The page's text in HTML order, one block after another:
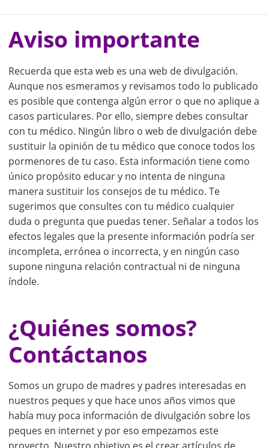
Aviso importante
Recuerda que esta web es una web de divulgación.
Aunque nos esmeramos y revisamos todo lo publicado
es posible que contenga algún error o que no aplique a
casos particulares. Por ello, siempre debes consultar
con tu médico. Ningún libro o web de divulgación debe
sustituir la opinión de tu médico que conoce todos los
pormenores de tu caso. Esta información tiene como
único propósito educar y no intenta de ninguna
manera sustituir los consejos de tu médico. Te
sugerimos que consultes con tu médico cualquier
duda o pregunta que puedas tener. Señalar a todos los
efectos legales que la presente información podría ser
incompleta, errónea o incorrecta, y en ningún caso
supone ninguna relación contractual ni de ninguna
índole.
¿Quiénes somos?
Contáctanos
Somos un grupo de madres y padres interesadas en
nuestros peques y que hace unos años vimos que
había muy poca información de divulgación sobre los
peques en internet y por eso empezamos este